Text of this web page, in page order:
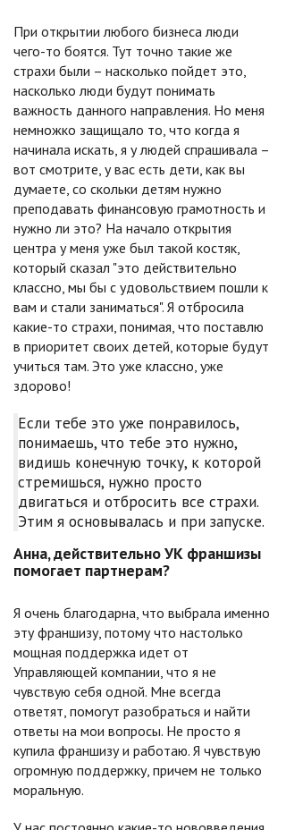
При открытии любого бизнеса люди
чего-то боятся. Тут точно такие же
страхи были – насколько пойдет это,
насколько люди будут понимать
важность данного направления. Но меня
немножко защищало то, что когда я
начинала искать, я у людей спрашивала –
вот смотрите, у вас есть дети, как вы
думаете, со скольки детям нужно
преподавать финансовую грамотность и
нужно ли это? На начало открытия
центра у меня уже был такой костяк,
который сказал "это действительно
классно, мы бы с удовольствием пошли к
вам и стали заниматься". Я отбросила
какие-то страхи, понимая, что поставлю
в приоритет своих детей, которые будут
учиться там. Это уже классно, уже
здорово!
Если тебе это уже понравилось,
понимаешь, что тебе это нужно,
видишь конечную точку, к которой
стремишься, нужно просто
двигаться и отбросить все страхи.
Этим я основывалась и при запуске.
Анна, действительно УК франшизы
помогает партнерам?
Я очень благодарна, что выбрала именно
эту франшизу, потому что настолько
мощная поддержка идет от
Управляющей компании, что я не
чувствую себя одной. Мне всегда
ответят, помогут разобраться и найти
ответы на мои вопросы. Не просто я
купила франшизу и работаю. Я чувствую
огромную поддержку, причем не только
моральную.